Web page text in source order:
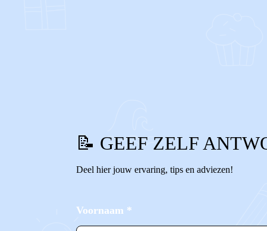
📝 GEEF ZELF
Deel hier jouw ervaring, tips en adviezen!
Voornaam *